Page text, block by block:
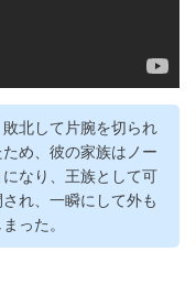
北して片腕を切られ
め、彼の家族はノー
なり、王族として可
れ、一瞬にして外も
った。